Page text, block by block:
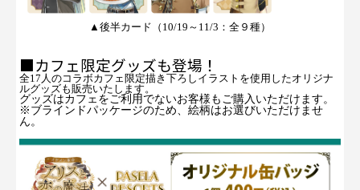
▲ 後半カード（10/19～11/3 ：全９種）
■カフェ限定グッズも登場！
全17人のコラボカフェ限定描き下ろしイラストを使用したオリジナ
ルグッズも販売いたします。
グッズはカフェをご利用でないお客様もご購入いただけます。
※ ブラインドパッケージのため、絵柄はお選びいただけませ
ん。